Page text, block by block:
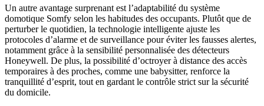
Un autre avantage surprenant est l’adaptabilité du système
domotique Somfy selon les habitudes des occupants. Plutôt que de
perturber le quotidien, la technologie intelligente ajuste les
protocoles d’alarme et de surveillance pour éviter les fausses alertes,
notamment grâce à la sensibilité personnalisée des détecteurs
Honeywell. De plus, la possibilité d’octroyer à distance des accès
temporaires à des proches, comme une babysitter, renforce la
tranquillité d’esprit, tout en gardant le contrôle strict sur la sécurité
du domicile.